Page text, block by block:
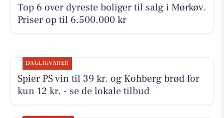
Top 6 over dyreste boliger til salg i Mørkøv.
Priser op til 6.500.000 kr
DAGLIGVARER
Spier PS vin til 39 kr. og Kohberg brød for
kun 12 kr. - se de lokale tilbud